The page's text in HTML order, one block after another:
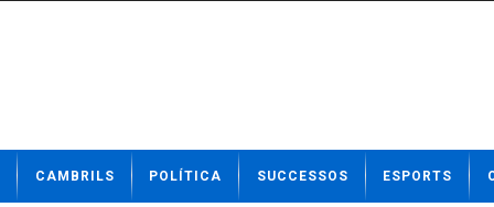
CAMBRILS POLÍTICA SUCCESSOS ESPORTS